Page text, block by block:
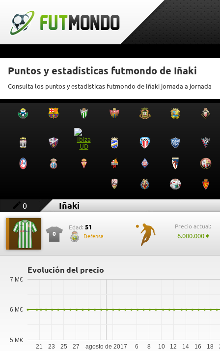
Puntos y estadísticas futmondo de Iñaki
Consulta los puntos y estadísticas futmondo de Iñaki jornada a jornada
0 Iñaki
0
Edad: 51
Defensa
Precio actual:
6.000.000 €
Evolución del precio
agosto de 2017
21 23 25 27 6 8 10 12 14 16 18
5 M€
6 M€
7 M€